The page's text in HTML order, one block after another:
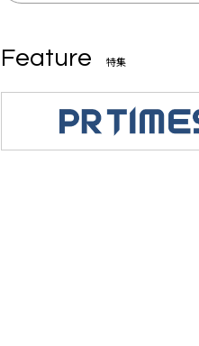
Feature 特集